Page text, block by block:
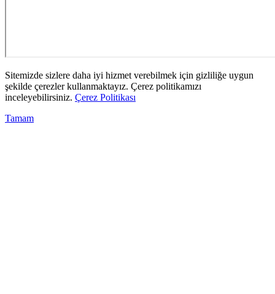
Sitemizde sizlere daha iyi hizmet verebilmek için gizliliğe uygun
şekilde çerezler kullanmaktayız. Çerez politikamızı
inceleyebilirsiniz. Çerez Politikası
Tamam